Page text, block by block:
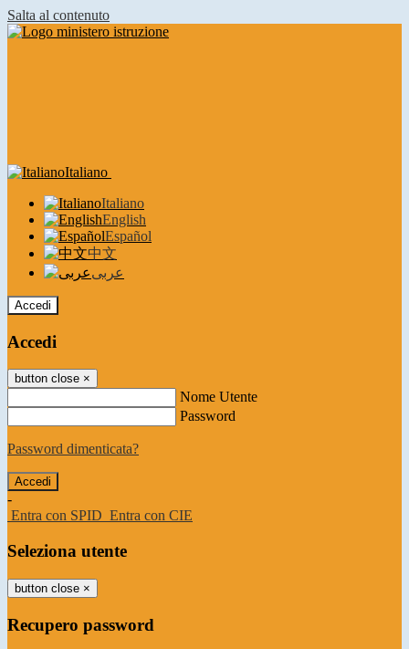
Salta al contenuto
Italiano
Italiano
English
Español
中文
عربى
Accedi
Accedi
button close ×
Nome Utente
Password
Password dimenticata?
-
Entra con SPID Entra con CIE
Seleziona utente
button close ×
Recupero password